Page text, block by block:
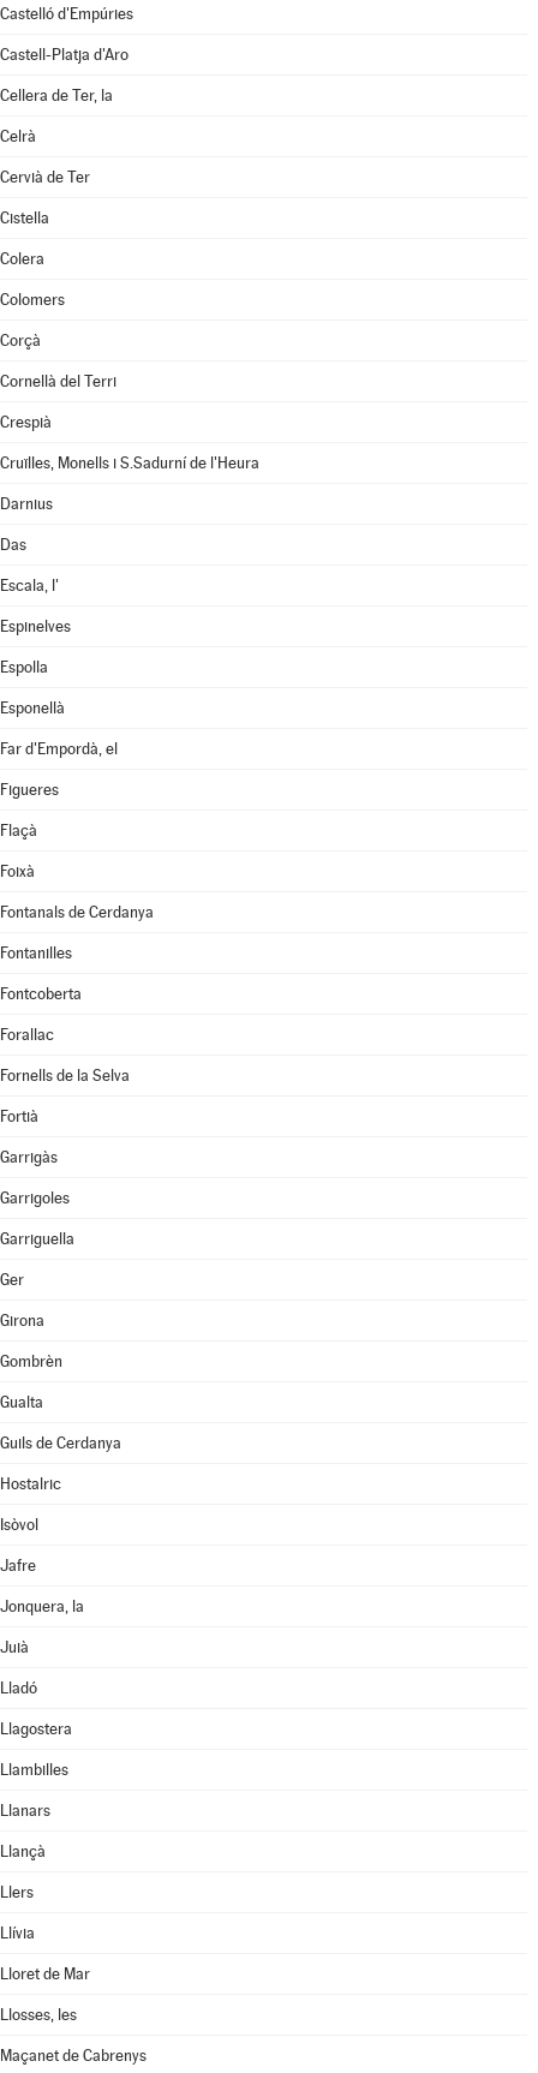
Castelló d'Empúries
Castell-Platja d'Aro
Cellera de Ter, la
Celrà
Cervià de Ter
Cistella
Colera
Colomers
Corçà
Cornellà del Terri
Crespià
Cruïlles, Monells i S.Sadurní de l'Heura
Darnius
Das
Escala, l'
Espinelves
Espolla
Esponellà
Far d'Empordà, el
Figueres
Flaçà
Foixà
Fontanals de Cerdanya
Fontanilles
Fontcoberta
Forallac
Fornells de la Selva
Fortià
Garrigàs
Garrigoles
Garriguella
Ger
Girona
Gombrèn
Gualta
Guils de Cerdanya
Hostalric
Isòvol
Jafre
Jonquera, la
Juià
Lladó
Llagostera
Llambilles
Llanars
Llançà
Llers
Llívia
Lloret de Mar
Llosses, les
Maçanet de Cabrenys